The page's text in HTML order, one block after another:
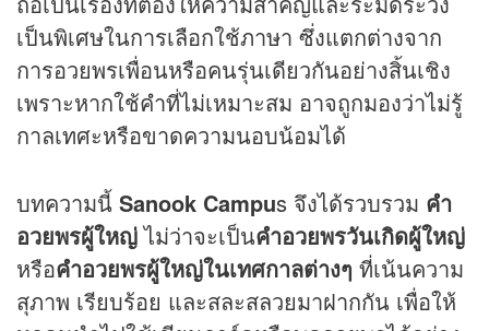
เป็นพิเศษในการเลือกใช้ภาษา ซึ่งแตกต่างจาก
การอวยพรเพื่อนหรือคนรุ่นเดียวกันอย่างสิ้นเชิง
เพราะหากใช้คำที่ไม่เหมาะสม อาจถูกมองว่าไม่รู้
กาลเทศะหรือขาดความนอบน้อมได้
บทความนี้ Sanook Campus จึงได้รวบรวม คำ
อวยพรผู้ใหญ่ไม่ว่าจะเป็นคำอวยพรวันเกิดผู้ใหญ่
หรือคำอวยพรผู้ใหญ่ในเทศกาลต่างๆ ที่เน้นความ
สุภาพ เรียบร้อย และสละสลวยมาฝากกัน เพื่อให้